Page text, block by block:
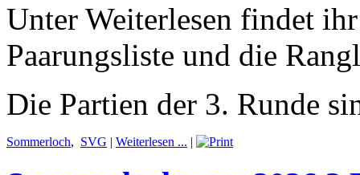
Unter Weiterlesen findet
Paarungsliste und die
Die Partien der 3. Runde
Sommerloch, SVG | Weiterlesen ... |